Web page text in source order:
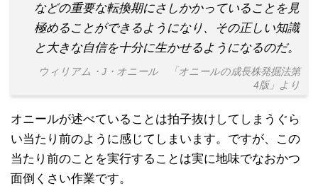
などの重要な転換期にさしかかっていることを見
極めることができるようになり、その正しい知識
と大きな自信を十分に生かせるようになるのだ。
ウィリアム・J・オニール 「オニールの成長株発掘法第
4版」より
オニールが述べていることは拍子抜けしてしまうぐら
い当たり前のように感じてしまいます。ですが、この
当たり前のことを実行することは実に地味でなおかつ
面倒くさい作業です。